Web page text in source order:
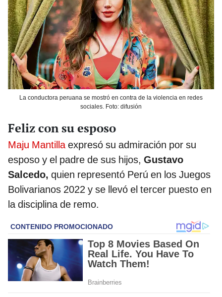
La conductora peruana se mostró en contra de la violencia en redes
sociales. Foto: difusión
Feliz con su esposo
Maju Mantillaexpresó su admiración por su
esposo y el padre de sus hijos, Gustavo
Salcedo, quien representó Perú en los Juegos
Bolivarianos 2022 y se llevó el tercer puesto en
la disciplina de remo.